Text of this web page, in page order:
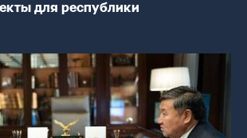
для республики